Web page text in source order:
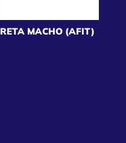
RETA MACHO (AFIT)